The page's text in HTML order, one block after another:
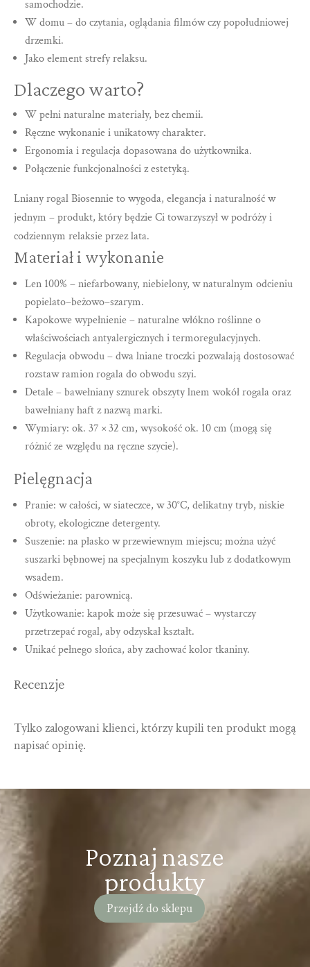
samochodzie.
W domu – do czytania, oglądania filmów czy popołudniowej
drzemki.
Jako element strefy relaksu.
Dlaczego warto?
W pełni naturalne materiały, bez chemii.
Ręczne wykonanie i unikatowy charakter.
Ergonomia i regulacja dopasowana do użytkownika.
Połączenie funkcjonalności z estetyką.
Lniany rogal Biosennie to wygoda, elegancja i naturalność w
jednym – produkt, który będzie Ci towarzyszył w podróży i
codziennym relaksie przez lata.
Materiał i wykonanie
Len 100% – niefarbowany, niebielony, w naturalnym odcieniu
popielato–beżowo–szarym.
Kapokowe wypełnienie – naturalne włókno roślinne o
właściwościach antyalergicznych i termoregulacyjnych.
Regulacja obwodu – dwa lniane troczki pozwalają dostosować
rozstaw ramion rogala do obwodu szyi.
Detale – bawełniany sznurek obszyty lnem wokół rogala oraz
bawełniany haft z nazwą marki.
Wymiary: ok. 37 × 32 cm, wysokość ok. 10 cm (mogą się
różnić ze względu na ręczne szycie).
Pielęgnacja
Pranie: w całości, w siateczce, w 30°C, delikatny tryb, niskie
obroty, ekologiczne detergenty.
Suszenie: na płasko w przewiewnym miejscu; można użyć
suszarki bębnowej na specjalnym koszyku lub z dodatkowym
wsadem.
Odświeżanie: parownicą.
Użytkowanie: kapok może się przesuwać – wystarczy
przetrzepać rogal, aby odzyskał kształt.
Unikać pełnego słońca, aby zachować kolor tkaniny.
Recenzje
Tylko zalogowani klienci, którzy kupili ten produkt mogą
napisać opinię.
Poznaj nasze
produkty
Przejdź do sklepu